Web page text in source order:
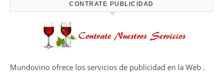
CONTRATE PUBLICIDAD
Mundovino ofrece los servicios de publicidad en la Web .